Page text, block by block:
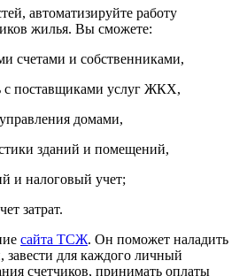
автоматизируйте работу
жилья. Вы сможете:
счетами и собственниками,
с поставщиками услуг ЖКХ,
домами,
зданий и помещений,
и налоговый учет;
затрат.
сайта ТСЖ. Он поможет наладить
завести для каждого личный
счетчиков, принимать оплаты